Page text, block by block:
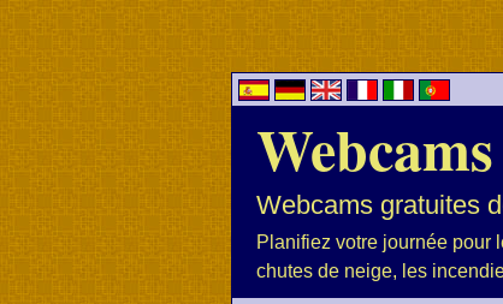
Webcams gratuites
Planifiez votre journée pour
chutes de neige, les